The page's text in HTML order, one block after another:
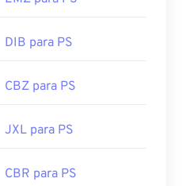
DIB para PS
CBZ para PS
JXL para PS
CBR para PS